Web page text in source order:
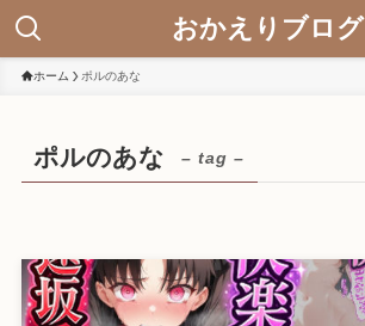
おかえりブログ
ホーム ポルのあな
ポルのあな – tag –